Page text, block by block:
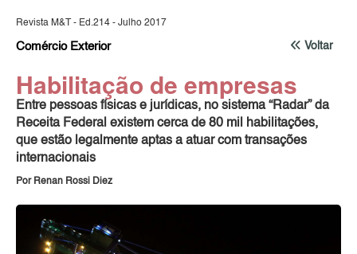
Revista M&T - Ed.214 - Julho 2017
Voltar
Comércio Exterior
Habilitação de empresas
Entre pessoas físicas e jurídicas, no sistema “Radar” da
Receita Federal existem cerca de 80 mil habilitações,
que estão legalmente aptas a atuar com transações
internacionais
Por Renan Rossi Diez